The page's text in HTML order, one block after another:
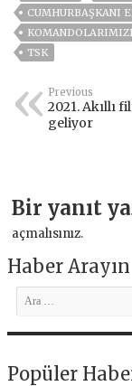
CUMHURBAŞKANI
KOMANDOLARIMIZI
TSK
Previous
2021. Akıllı
geliyor
Bir yanıt
açmalısınız.
Haber Arayın
Popüler